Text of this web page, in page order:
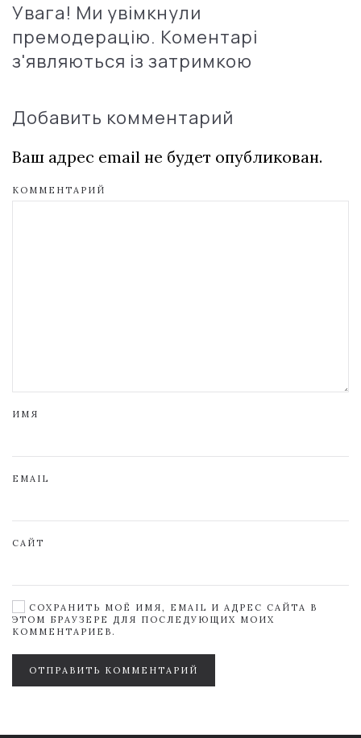
Увага! Ми увімкнули
премодерацію. Коментарі
з'являються із затримкою
Добавить комментарий
Ваш адрес email не будет опубликован.
КОММЕНТАРИЙ
ИМЯ
EMAIL
САЙТ
СОХРАНИТЬ МОЁ ИМЯ, EMAIL И АДРЕС САЙТА В
ЭТОМ БРАУЗЕРЕ ДЛЯ ПОСЛЕДУЮЩИХ МОИХ
КОММЕНТАРИЕВ.
ОТПРАВИТЬ КОММЕНТАРИЙ